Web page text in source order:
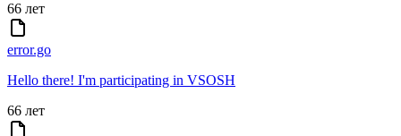
66 лет
error.go
Hello there! I'm participating in VSOSH
66 лет